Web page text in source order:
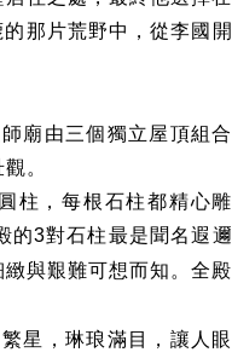
那片荒野中，從李國開
廟由三個獨立屋頂組合
。
柱，每根石柱都精心雕
的3對石柱最是聞名遐邇
與艱難可想而知。全殿
星，琳琅滿目，讓人眼